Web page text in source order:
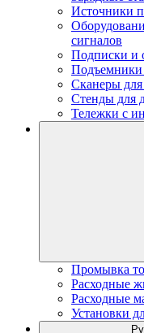
Источники
сигналов
Подписки и
Подъемники
Сканеры
Стенды для
Тележки с
Промывка
Расходные
Расходные
Установки